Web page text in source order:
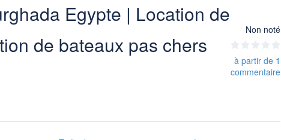
Egypte | Location de
de bateaux pas chers
Non noté
à partir de 1
commentaire